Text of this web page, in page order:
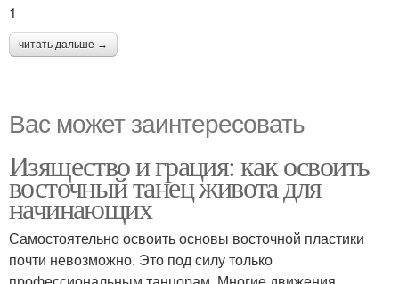
1
читать дальше →
Вас может заинтересовать
Изящество и грация: как освоить
восточный танец живота для
начинающих
Самостоятельно освоить основы восточной пластики
почти невозможно. Это под силу только